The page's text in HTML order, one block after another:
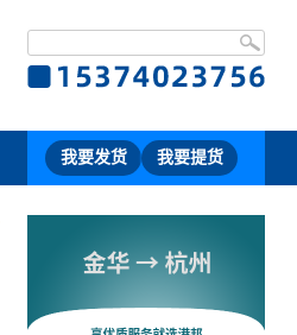
我要发货 我要提货